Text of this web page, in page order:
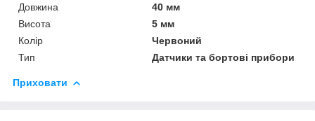
Довжина
40 мм
Висота
5 мм
Колір
Червоний
Тип
Датчики та бортові прибори
Приховати